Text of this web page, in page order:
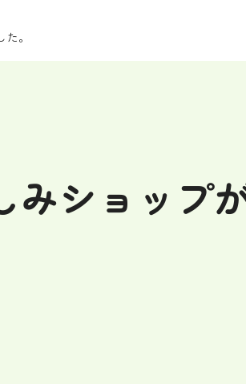
。
ショップ